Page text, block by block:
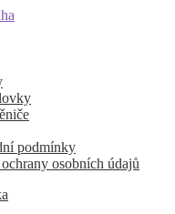
podmínky
osobních údajů